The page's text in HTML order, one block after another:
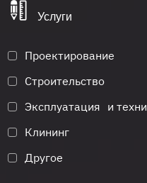
Услуги
Проектирование
Строительство
Эксплуатация и
Клининг
Другое